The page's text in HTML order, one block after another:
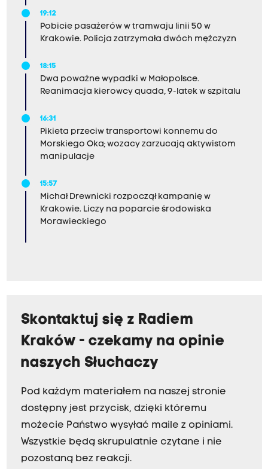
19:12
Pobicie pasażerów w tramwaju linii 50 w
Krakowie. Policja zatrzymała dwóch mężczyzn
18:15
Dwa poważne wypadki w Małopolsce.
Reanimacja kierowcy quada, 9-latek w szpitalu
16:31
Pikieta przeciw transportowi konnemu do
Morskiego Oka; wozacy zarzucają aktywistom
manipulacje
15:57
Michał Drewnicki rozpoczął kampanię w
Krakowie. Liczy na poparcie środowiska
Morawieckiego
Skontaktuj się z Radiem
Kraków - czekamy na opinie
naszych Słuchaczy
Pod każdym materiałem na naszej stronie
dostępny jest przycisk, dzięki któremu
możecie Państwo wysyłać maile z opiniami.
Wszystkie będą skrupulatnie czytane i nie
pozostaną bez reakcji.